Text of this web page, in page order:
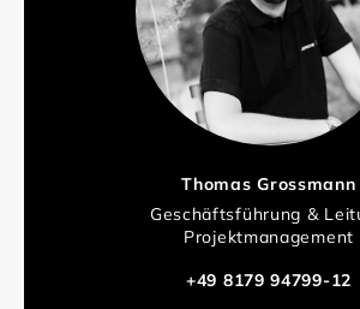
Thomas Grossmann
Geschäftsführung &
Projektmanagement
+49 8179 94799-12